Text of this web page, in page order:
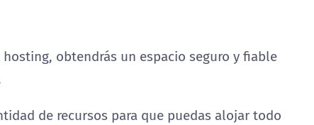
obtendrás un espacio seguro y fiable
de recursos para que puedas alojar todo